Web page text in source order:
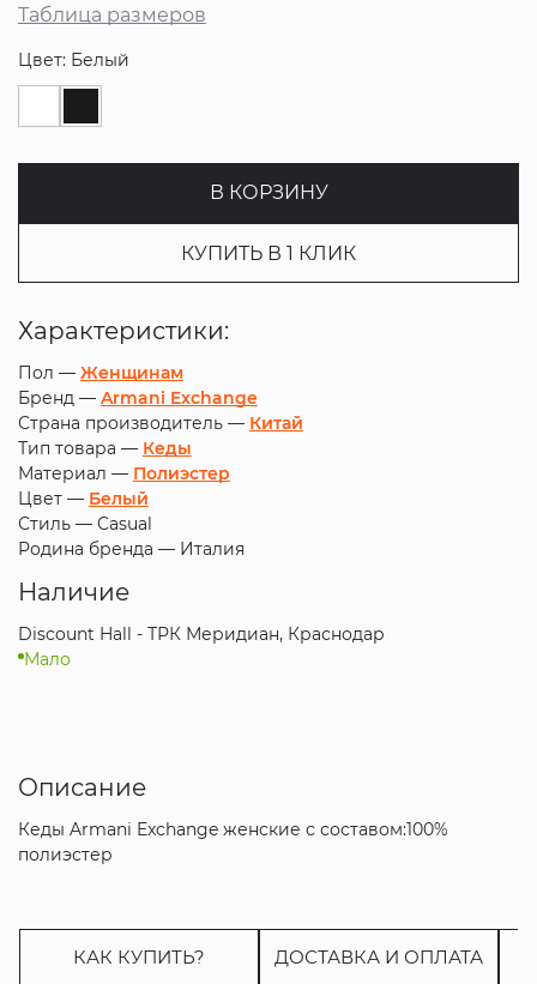
Таблица размеров
Цвет: Белый
В КОРЗИНУ
КУПИТЬ В 1 КЛИК
Характеристики:
Пол — Женщинам
Бренд — Armani Exchange
Страна производитель — Китай
Тип товара — Кеды
Материал — Полиэстер
Цвет — Белый
Стиль — Casual
Родина бренда — Италия
Наличие
Discount Hall - ТРК Меридиан, Краснодар
Мало
Описание
Кеды Armani Exchange женские с составом:100%
полиэстер
КАК КУПИТЬ? ДОСТАВКА И ОПЛАТА